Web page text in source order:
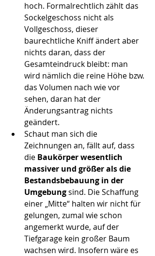
hoch. Formalrechtlich zählt das
Sockelgeschoss nicht als
Vollgeschoss, dieser
baurechtliche Kniff ändert aber
nichts daran, dass der
Gesamteindruck bleibt: man
wird nämlich die reine Höhe bzw.
das Volumen nach wie vor
sehen, daran hat der
Änderungsantrag nichts
geändert.
Schaut man sich die
Zeichnungen an, fällt auf, dass
die Baukörper wesentlich
massiver und größer als die
Bestandsbebauung in der
Umgebung sind. Die Schaffung
einer „Mitte“ halten wir nicht für
gelungen, zumal wie schon
angemerkt wurde, auf der
Tiefgarage kein großer Baum
wachsen wird. Insofern wäre es